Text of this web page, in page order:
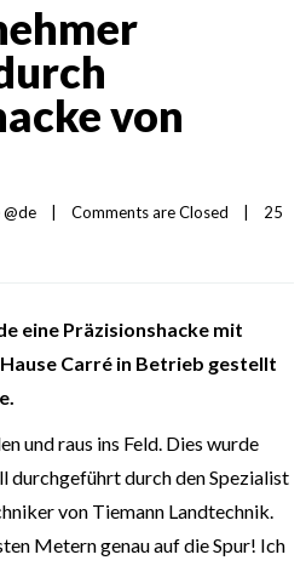
von
Comments are Closed
25
eine Präzisionshacke mit
Carré in Betrieb gestellt
und raus ins Feld. Dies wurde
durchgeführt durch den Spezialist
von Tiemann Landtechnik.
Metern genau auf die Spur! Ich